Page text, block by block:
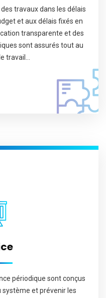
travaux dans les délais
et aux délais fixés en
transparente et des
sont assurés tout au
travail…
périodique sont conçus
et prévenir les